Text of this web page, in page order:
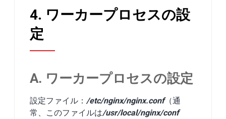
4. ワーカープロセスの設
定
A. ワーカープロセスの設定
設定ファイル： /etc/nginx/nginx.conf（通
常、このファイルは/usr/local/nginx/conf